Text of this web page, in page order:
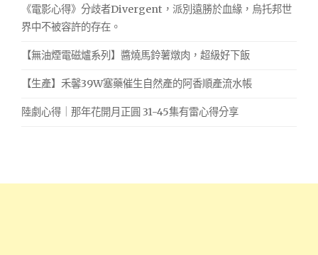
《電影心得》分歧者Divergent，派別遠勝於血緣，烏托邦世
界中不被容許的存在。
【無油煙電磁爐系列】醬燒馬鈴薯燉肉，超級好下飯
【生產】禾馨39W塞藥催生自然產的阿香順產流水帳
陸劇心得｜那年花開月正圓 31-45集有雷心得分享